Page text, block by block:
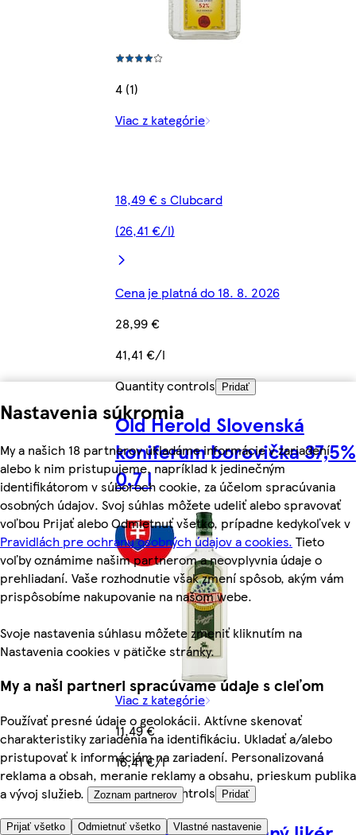
Nastavenia súkromia
My a našich 18 partnerov ukladáme informácie v zariadení
alebo k nim pristupujeme, napríklad k jedinečným
identifikátorom v súboroch cookie, za účelom spracúvania
osobných údajov. Svoj súhlas môžete udeliť alebo spravovať
voľbou Prijať alebo Odmietnuť všetko, prípadne kedykoľvek v
Pravidlách pre ochranu osobných údajov a cookies. Tieto
voľby oznámime našim partnerom a neovplyvnia údaje o
prehliadaní. Vaše rozhodnutie však zmení spôsob, akým vám
prispôsobíme nakupovanie na našom webe.
Svoje nastavenia súhlasu môžete zmeniť kliknutím na
Nastavenia cookies v pätičke stránky.
My a naši partneri spracúvame údaje s cieľom
Používať presné údaje o geolokácii. Aktívne skenovať
charakteristiky zariadenia na identifikáciu. Ukladať a/alebo
pristupovať k informáciám na zariadení. Personalizovaná
reklama a obsah, meranie reklamy a obsahu, prieskum publika
a vývoj služieb.
Zoznam partnerov
Prijať všetko Odmietnuť všetko Vlastné nastavenie
4 (1)
Viac z kategórie
18,49 € s Clubcard
(26,41 €/l)
Cena je platná do 18. 8. 2026
28,99 €
41,41 €/l
Quantity controls
Pridať
Old Herold Slovenská
koniferum borovička 37,5%
0,7 l
Viac z kategórie
11,49 €
16,41 €/l
Quantity controls
Pridať